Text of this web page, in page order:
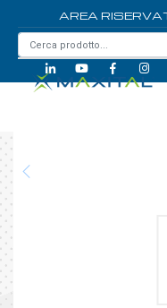
AREA